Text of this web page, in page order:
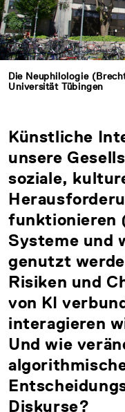
Die Neuphilologie
Universität Tübingen
Künstliche
unsere
soziale,
funktionieren
Systeme und
genutzt
Risiken und
von KI
interagieren
Und wie
Diskurse?